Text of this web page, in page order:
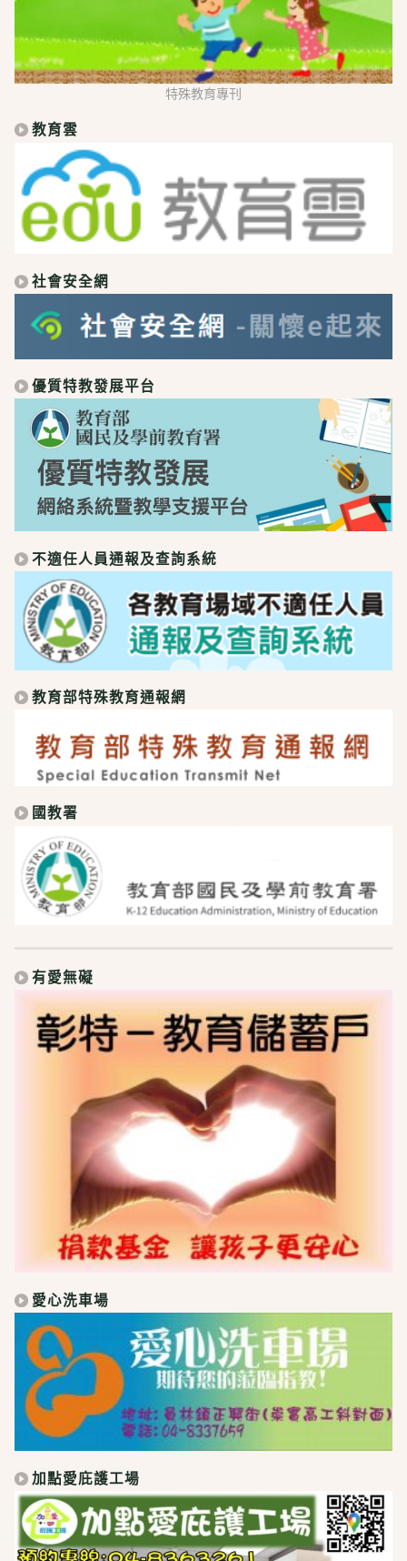
特殊教育專刊
教育雲
社會安全網
優質特教發展平台
不適任人員通報及查詢系統
教育部特殊教育通報網
國教署
有愛無礙
愛心洗車場
加點愛庇護工場